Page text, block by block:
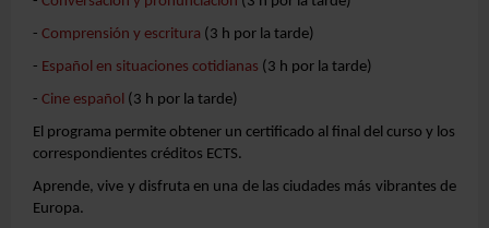
- Comprensión y escritura (3 h por la tarde)
- Español en situaciones cotidianas (3 h por la tarde)
- Cine español (3 h por la tarde)
El programa permite obtener un certificado al final del curso y los
correspondientes créditos ECTS.
Aprende, vive y disfruta en una de las ciudades más vibrantes de
Europa.